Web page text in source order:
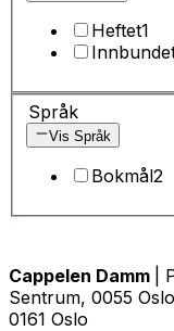
Heftet1
Språk
Vis Språk
Bokmål2
Cappelen Damm
|
Sentrum, 0055
0161 Oslo